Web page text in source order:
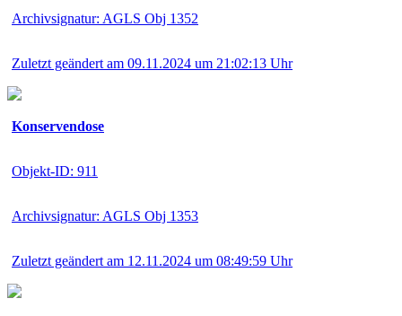
Archivsignatur: AGLS Obj 1352
Zuletzt geändert am 09.11.2024 um 21:02:13 Uhr
Konservendose
Objekt-ID: 911
Archivsignatur: AGLS Obj 1353
Zuletzt geändert am 12.11.2024 um 08:49:59 Uhr